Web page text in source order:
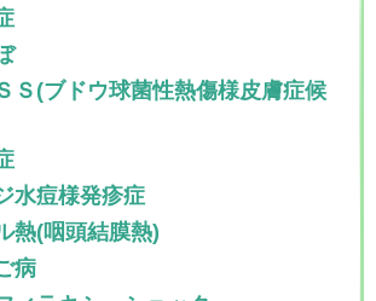
Ｓ(ブドウ球菌性熱傷様皮膚症候
水痘様発疹症
熱(咽頭結膜熱)
病